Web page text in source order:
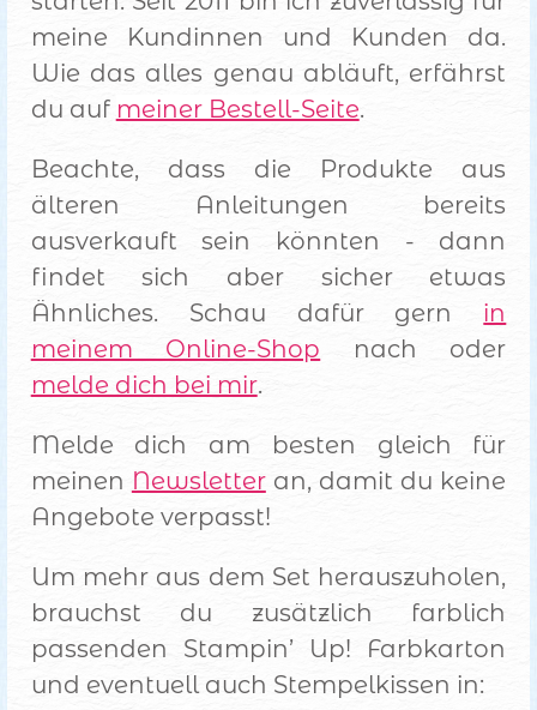
meine Kundinnen und Kunden da.
Wie das alles genau abläuft, erfährst
du auf meiner Bestell-Seite.
Beachte, dass die Produkte aus
älteren Anleitungen bereits
ausverkauft sein könnten - dann
findet sich aber sicher etwas
Ähnliches. Schau dafür gern in
meinem Online-Shop nach oder
melde dich bei mir.
Melde dich am besten gleich für
meinen Newsletteran, damit du keine
Angebote verpasst!
Um mehr aus dem Set herauszuholen,
brauchst du zusätzlich farblich
passenden Stampin’ Up! Farbkarton
und eventuell auch Stempelkissen in: